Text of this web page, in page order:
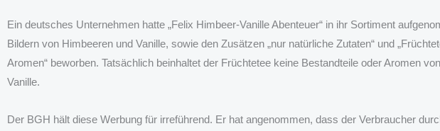
Ein deutsches Unternehmen hatte „Felix Himbeer-Vanille Abenteuer“ in ihr Sortiment
Bildern von Himbeeren und Vanille, sowie den Zusätzen „nur natürliche Zutaten“ und
Aromen“ beworben. Tatsächlich beinhaltet der Früchtetee keine Bestandteile oder Aromen
Vanille.
Der BGH hält diese Werbung für irreführend. Er hat angenommen, dass der Verbraucher